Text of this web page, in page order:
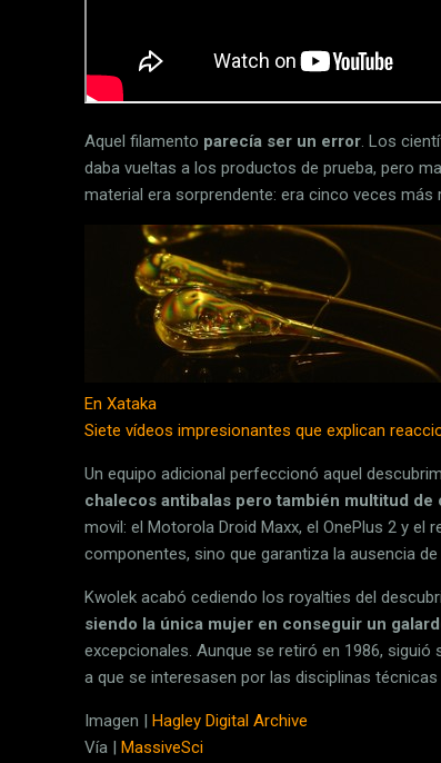
Aquel filamento parecía ser un error. Los
daba vueltas a los productos de prueba, pero
material era sorprendente: era cinco veces
En Xataka
Siete vídeos impresionantes que explican
Un equipo adicional perfeccionó aquel
chalecos antibalas pero también multitud de
movil: el Motorola Droid Maxx, el OnePlus 2 y
componentes, sino que garantiza la ausencia
Kwolek acabó cediendo los royalties del
siendo la única mujer en conseguir un
excepcionales. Aunque se retiró en 1986,
a que se interesasen por las disciplinas
Imagen | Hagley Digital Archive
Vía | MassiveSci